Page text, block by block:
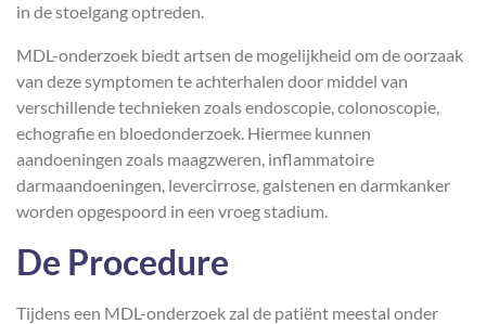
in de stoelgang optreden.
MDL-onderzoek biedt artsen de mogelijkheid om de oorzaak
van deze symptomen te achterhalen door middel van
verschillende technieken zoals endoscopie, colonoscopie,
echografie en bloedonderzoek. Hiermee kunnen
aandoeningen zoals maagzweren, inflammatoire
darmaandoeningen, levercirrose, galstenen en darmkanker
worden opgespoord in een vroeg stadium.
De Procedure
Tijdens een MDL-onderzoek zal de patiënt meestal onder